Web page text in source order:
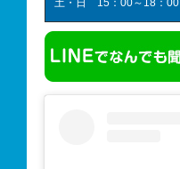
土・日 15：00～18：00